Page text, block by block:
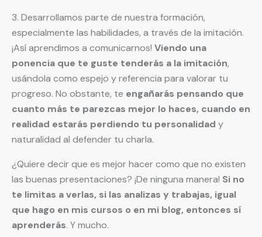
3. Desarrollamos parte de nuestra formación,
especialmente las habilidades, a través de la imitación.
¡Así aprendimos a comunicarnos! Viendo una
ponencia que te guste tenderás a la imitación,
usándola como espejo y referencia para valorar tu
progreso. No obstante, te engañarás pensando que
cuanto más te parezcas mejor lo haces, cuando en
realidad estarás perdiendo tu personalidad y
naturalidad al defender tu charla.
¿Quiere decir que es mejor hacer como que no existen
las buenas presentaciones? ¡De ninguna manera! Si no
te limitas a verlas, si las analizas y trabajas, igual
que hago en mis cursos o en mi blog, entonces sí
aprenderás. Y mucho.